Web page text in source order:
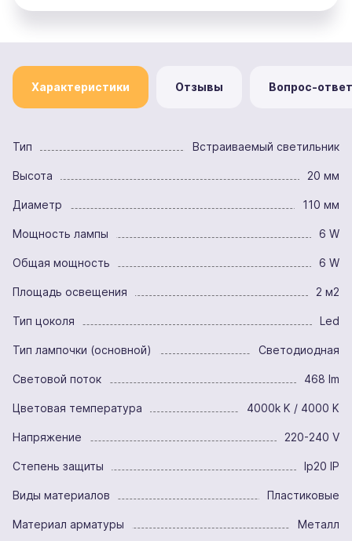
Характеристики Отзывы Вопрос-ответ
Тип Встраиваемый светильник
Высота 20 мм
Диаметр 110 мм
Мощность лампы 6 W
Общая мощность 6 W
Площадь освещения 2 м2
Тип цоколя Led
Тип лампочки (основной) Светодиодная
Световой поток 468 lm
Цветовая температура 4000k K / 4000 K
Напряжение 220-240 V
Степень защиты Ip20 IP
Виды материалов Пластиковые
Материал арматуры Металл